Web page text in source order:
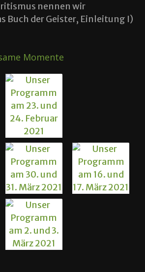
nennen wir
Buch der Geister, Einleitung I)
Momente